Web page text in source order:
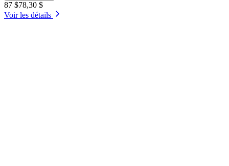
87 $78,30 $
Voir les détails